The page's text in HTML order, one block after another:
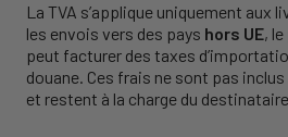
La TVA s’applique uniquement aux
les envois vers des pays hors UE,
peut facturer des taxes
douane. Ces frais ne sont pas
et restent à la charge du